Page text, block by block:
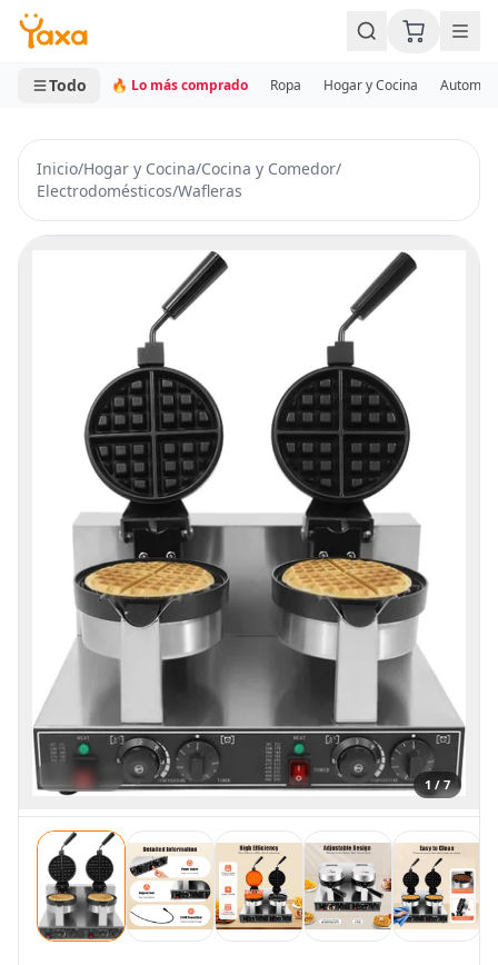
MINI CARRITO
0 productos
Todo 🔥 Lo más comprado Ropa Hogar y Cocina
Inicio/Hogar y Cocina/Cocina y Comedor/
Electrodomésticos/Wafleras
1 / 7